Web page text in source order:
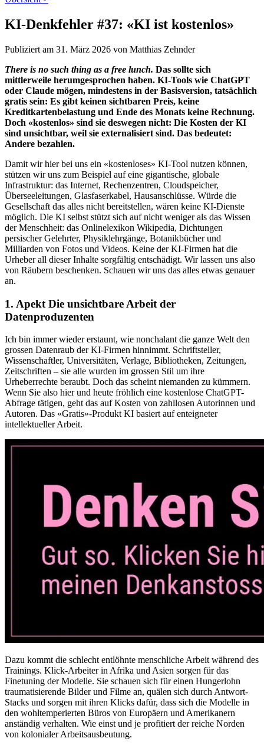
KI-Denkfehler #37: «KI ist kostenlos»
Publiziert am 31. März 2026 von Matthias Zehnder
There is no such thing as a free lunch. Das sollte sich
mittlerweile herumgesprochen haben. KI-Tools wie ChatGPT
oder Claude mögen, mindestens in der Basisversion, tatsächlich
gratis sein: Es gibt keinen sichtbaren Preis, keine
Kreditkartenbelastung und Ende des Monats keine Rechnung.
Doch «kostenlos» sind sie deswegen nicht: Die Kosten der KI
sind unsichtbar, weil sie externalisiert sind. Das bedeutet:
Andere bezahlen.
Damit wir hier bei uns ein «kostenloses» KI-Tool nutzen können,
stützen wir uns zum Beispiel auf eine gigantische, globale
Infrastruktur: das Internet, Rechenzentren, Cloudspeicher,
Überseeleitungen, Glasfaserkabel, Hausanschlüsse. Würde die
Gesellschaft das alles nicht bereitstellen, wären keine KI-Dienste
möglich. Die KI selbst stützt sich auf nicht weniger als das Wissen
der Menschheit: das Onlinelexikon Wikipedia, Dichtungen
persischer Gelehrter, Physiklehrgänge, Botanikbücher und
Milliarden von Fotos und Videos. Keine der KI-Firmen hat die
Urheber all dieser Inhalte sorgfältig entschädigt. Wir lassen uns also
von Räubern beschenken. Schauen wir uns das alles etwas genauer
an.
1. Apekt Die unsichtbare Arbeit der
Datenproduzenten
Ich bin immer wieder erstaunt, wie nonchalant die ganze Welt den
grossen Datenraub der KI-Firmen hinnimmt. Schriftsteller,
Wissenschaftler, Universitäten, Verlage, Bibliotheken, Zeitungen,
Zeitschriften – sie alle wurden im grossen Stil um ihre
Urheberrechte beraubt. Doch das scheint niemanden zu kümmern.
Wenn Sie also hier und heute fröhlich eine kostenlose ChatGPT-
Abfrage tätigen, geht das auf Kosten von zahllosen Autorinnen und
Autoren. Das «Gratis»-Produkt KI basiert auf enteigneter
intellektueller Arbeit.
Dazu kommt die schlecht entlöhnte menschliche Arbeit während des
Trainings. Klick-Arbeiter in Afrika und Asien sorgen für das
Finetuning der Modelle. Sie schauen sich für einen Hungerlohn
traumatisierende Bilder und Filme an, quälen sich durch Antwort-
Stacks und sorgen mit ihren Klicks dafür, dass sich die Modelle in
den wohltemperierten Büros von Europäern und Amerikanern
anständig verhalten. Wie einst und je profitiert der reiche Norden
von kolonialer Arbeitsausbeutung.